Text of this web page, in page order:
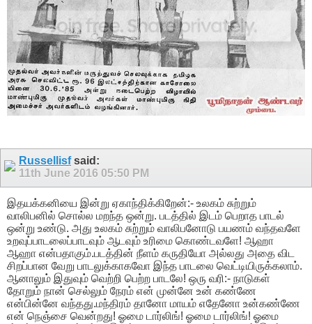
Russellisfsaid:
11th June 2016 05:50 PM
இதயக்கனியை இன்று ஏகாந்திக்கிறேன்:- உலகம் சுற்றும்
வாலிபனில் சொல்ல மறந்த ஒன்று. படத்தில் இடம் பெறாத பாடல்
ஒன்று உண்டு. அது உலகம் சுற்றும் வாலிபனோடு பயணம் வந்தவளே
உறவுப்பாடலைப்பாடவும் ஆடவும் உரிமை கொண்டவளே! ஆஹா
ஆஹா என்பதாகும்.படத்தின் நீளம் கருதியோ அல்லது அதை விட
சிறப்பான வேறு பாடலுக்காகவோ இந்த பாடலை வெட்டியிருக்கலாம்.
ஆனாலும் இதுவும் வெற்றி பெற்ற பாடலே! ஒரு வரி:- நாடுகள்
தோறும் நான் செல்லும் நேரம் என் முன்னே உன் கண்ணே
என்பின்னே வந்தது.மந்திரம் தானோ மாயம் எதேனோ உன்கண்ணே
என் நெஞ்சை வென்றது! ஓமை டார்லிங்! ஓமை டார்லிங்! ஓமை